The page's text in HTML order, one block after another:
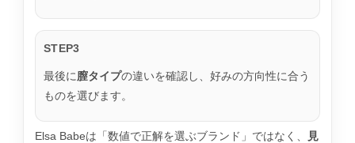
STEP3
最後に膣タイプの違いを確認し、好みの方向性に合う
ものを選びます。
Elsa Babeは「数値で正解を選ぶブランド」ではなく、
見